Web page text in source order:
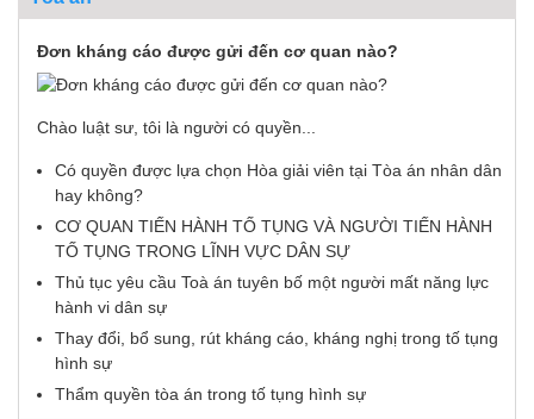
Đơn kháng cáo được gửi đến cơ quan nào?
Chào luật sư, tôi là người có quyền...
Có quyền được lựa chọn Hòa giải viên tại Tòa án nhân dân
hay không?
CƠ QUAN TIẾN HÀNH TỐ TỤNG VÀ NGƯỜI TIẾN HÀNH
TỐ TỤNG TRONG LĨNH VỰC DÂN SỰ
Thủ tục yêu cầu Toà án tuyên bố một người mất năng lực
hành vi dân sự
Thay đổi, bổ sung, rút kháng cáo, kháng nghị trong tố tụng
hình sự
Thẩm quyền tòa án trong tố tụng hình sự